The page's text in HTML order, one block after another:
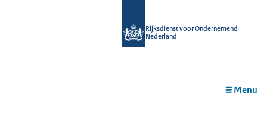
Rijksdienst voor Ondernemend
Nederland
Menu